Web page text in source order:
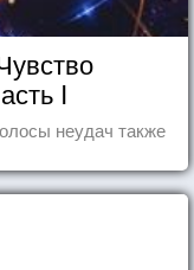
I
неудач также